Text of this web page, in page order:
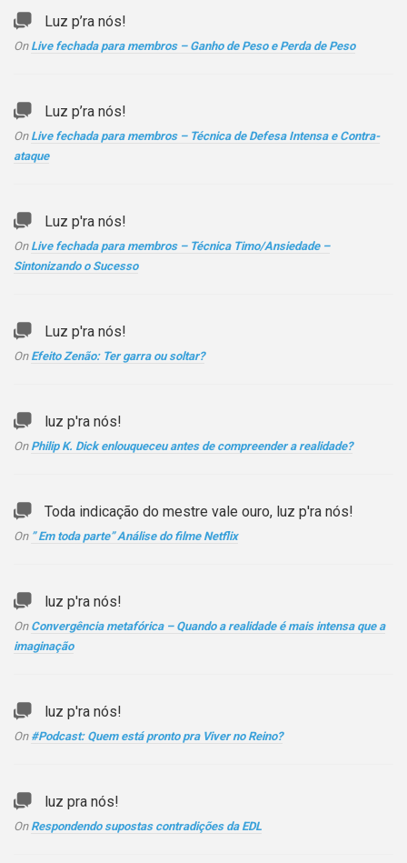
Luz p’ra nós!
On Live fechada para membros – Ganho de Peso e Perda de Peso
Luz p’ra nós!
On Live fechada para membros – Técnica de Defesa Intensa e Contra-
ataque
Luz p'ra nós!
On Live fechada para membros – Técnica Timo/Ansiedade –
Sintonizando o Sucesso
Luz p'ra nós!
On Efeito Zenão: Ter garra ou soltar?
luz p'ra nós!
On Philip K. Dick enlouqueceu antes de compreender a realidade?
Toda indicação do mestre vale ouro, luz p'ra nós!
On ” Em toda parte” Análise do filme Netflix
luz p'ra nós!
On Convergência metafórica – Quando a realidade é mais intensa que a
imaginação
luz p'ra nós!
On #Podcast: Quem está pronto pra Viver no Reino?
luz pra nós!
On Respondendo supostas contradições da EDL